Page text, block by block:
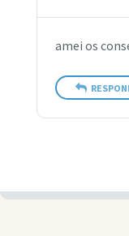
amei os